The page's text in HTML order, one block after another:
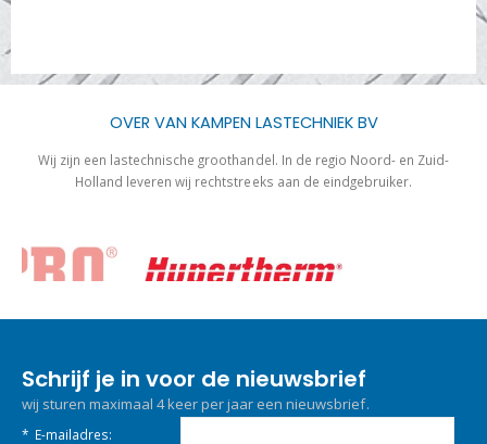
OVER VAN KAMPEN LASTECHNIEK BV
Wij zijn een lastechnische groothandel. In de regio Noord- en Zuid-
Holland leveren wij rechtstreeks aan de eindgebruiker.
Schrijf je in voor de nieuwsbrief
wij sturen maximaal 4 keer per jaar een nieuwsbrief.
* E-mailadres: